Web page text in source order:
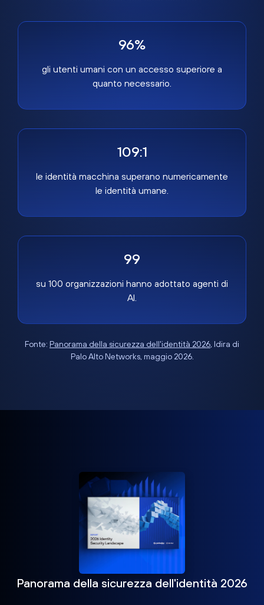
96%
gli utenti umani con un accesso superiore a
quanto necessario.
109:1
le identità macchina superano numericamente
le identità umane.
99
su 100 organizzazioni hanno adottato agenti di
AI.
Fonte: Panorama della sicurezza dell'identità 2026, Idira di
Palo Alto Networks, maggio 2026.
Panorama della sicurezza dell'identità 2026